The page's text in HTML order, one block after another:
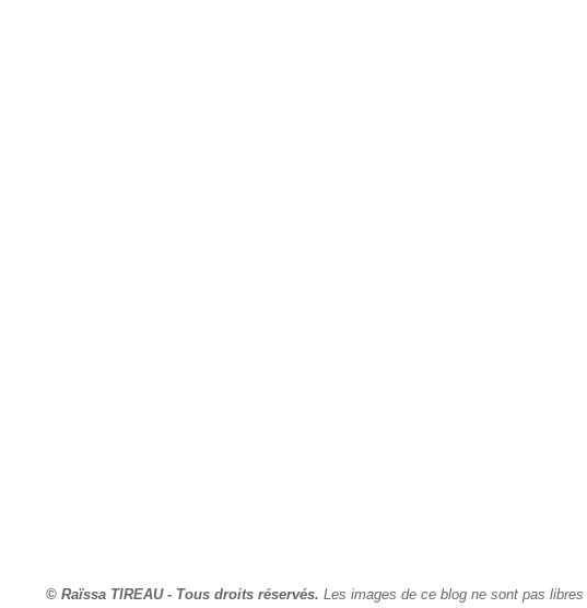
© Raïssa TIREAU - Tous droits réservés. Les images de ce blog ne sont pas libres